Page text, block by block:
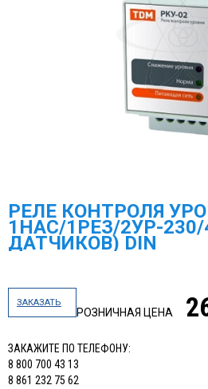
РЕЛЕ КОНТРОЛЯ
1НАС/1РЕЗ/2УР-230/
ДАТЧИКОВ) DIN
ЗАКАЗАТЬ
РОЗНИЧНАЯ ЦЕНА
ЗАКАЖИТЕ ПО ТЕЛЕФОНУ:
8 800 700 43 13
8 861 232 75 62